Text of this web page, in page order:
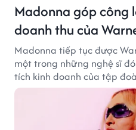
Madonna góp công
doanh thu của
Madonna tiếp tục được
một trong những nghệ sĩ
tích kinh doanh của tập